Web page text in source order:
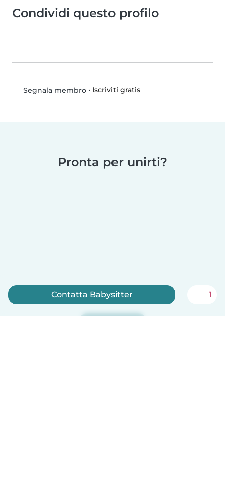
Condividi questo profilo
Segnala membro• Iscriviti gratis
Pronta per unirti?
Contatta Babysitter 1